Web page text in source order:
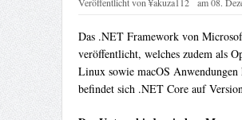
Veröffentlicht von¥akuza112 am08.
Das .NET Framework von
veröffentlicht, welches zudem als
Linux sowie macOS
befindet sich .NET Core auf